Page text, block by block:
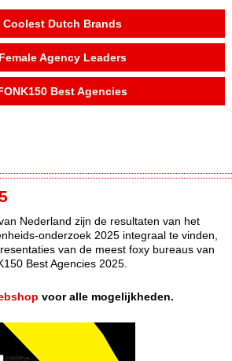
Coolest Dutch Brands
Female Agency Leaders
Best Agencies
Nederland zijn de resultaten van het
onderzoek 2025 integraal te vinden,
van de meest foxy bureaus van
Best Agencies 2025.
voor alle mogelijkheden.